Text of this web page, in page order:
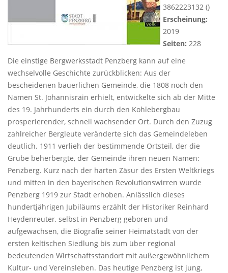
3862223132 ()
Erscheinung:
2019
Seiten: 228
Die einstige Bergwerksstadt Penzberg kann auf eine
wechselvolle Geschichte zurückblicken: Aus der
bescheidenen bäuerlichen Gemeinde, die 1808 noch den
Namen St. Johannisrain erhielt, entwickelte sich ab der Mitte
des 19. Jahrhunderts ein durch den Kohlebergbau
prosperierender, schnell wachsender Ort. Durch den Zuzug
zahlreicher Bergleute veränderte sich das Gemeindeleben
deutlich. 1911 verlieh der bestimmende Ortsteil, der die
Grube beherbergte, der Gemeinde ihren neuen Namen:
Penzberg. Kurz nach der harten Zäsur des Ersten Weltkriegs
und mitten in den bayerischen Revolutionswirren wurde
Penzberg 1919 zur Stadt erhoben. Anlässlich dieses
hundertjährigen Jubiläums erzählt der Historiker Reinhard
Heydenreuter, selbst in Penzberg geboren und
aufgewachsen, die Biografie seiner Heimatstadt von der
ersten keltischen Siedlung bis zum über regional
bedeutenden Wirtschaftsstandort mit außergewöhnlichem
Kultur- und Vereinsleben. Das heutige Penzberg ist jung,